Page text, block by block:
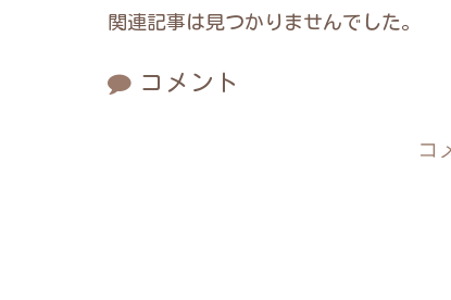
関連記事は見つかりませんでした。
コメント
コ